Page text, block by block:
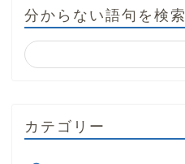
分からない語句を検索
カテゴリー